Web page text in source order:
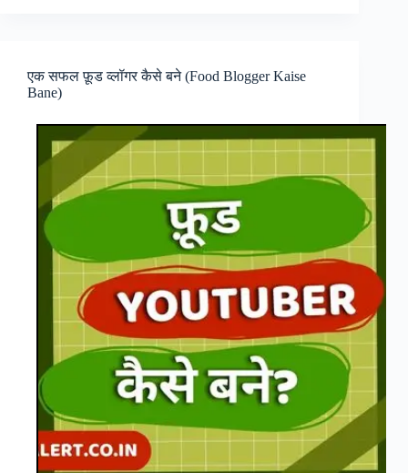
Job
From
Fome)
एक सफल फ़ूड व्लॉगर कैसे बने (Food Blogger Kaise
Bane)